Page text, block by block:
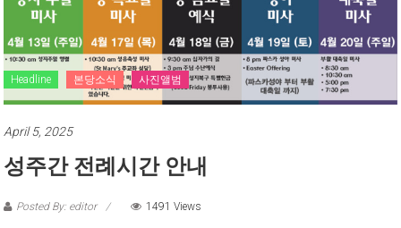
Headline 본당소식 사진앨범
April 5, 2025
성주간 전례시간 안내
Posted By: editor 1491 Views